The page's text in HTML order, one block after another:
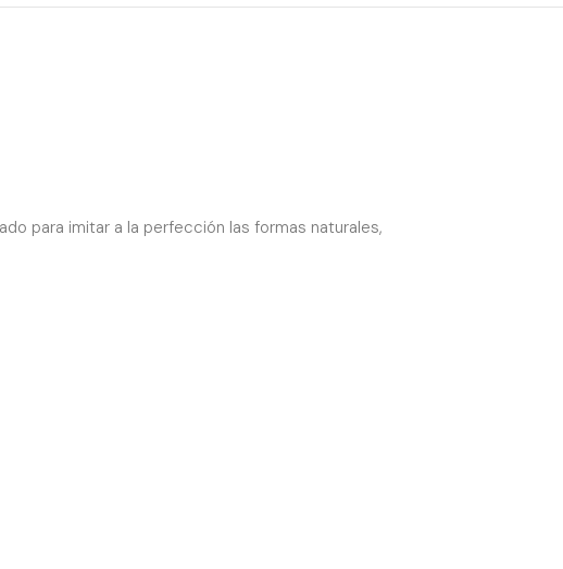
para imitar a la perfección las formas naturales,